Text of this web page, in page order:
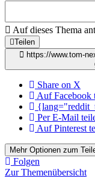
Auf dieses Thema
Teilen
https://www.tom-
Share on X
Auf Facebook
Per E-Mail
Auf Pinterest
Mehr Optionen zum
Folgen
Zur Themenübersicht